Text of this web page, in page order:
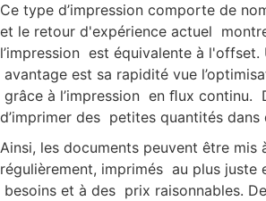
Ce type d’impression comporte de
et le retour d'expérience actuel
l’impression est équivalente à l'offset.
avantage est sa rapidité vue
grâce à l’impression en ﬂux continu.
d’imprimer des petites quantités
Ainsi, les documents peuvent être mis
régulièrement, imprimés au plus juste
besoins et à des prix raisonnables.